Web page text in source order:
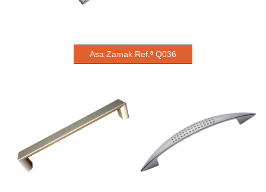
Asa Zamak Ref.ª Q036